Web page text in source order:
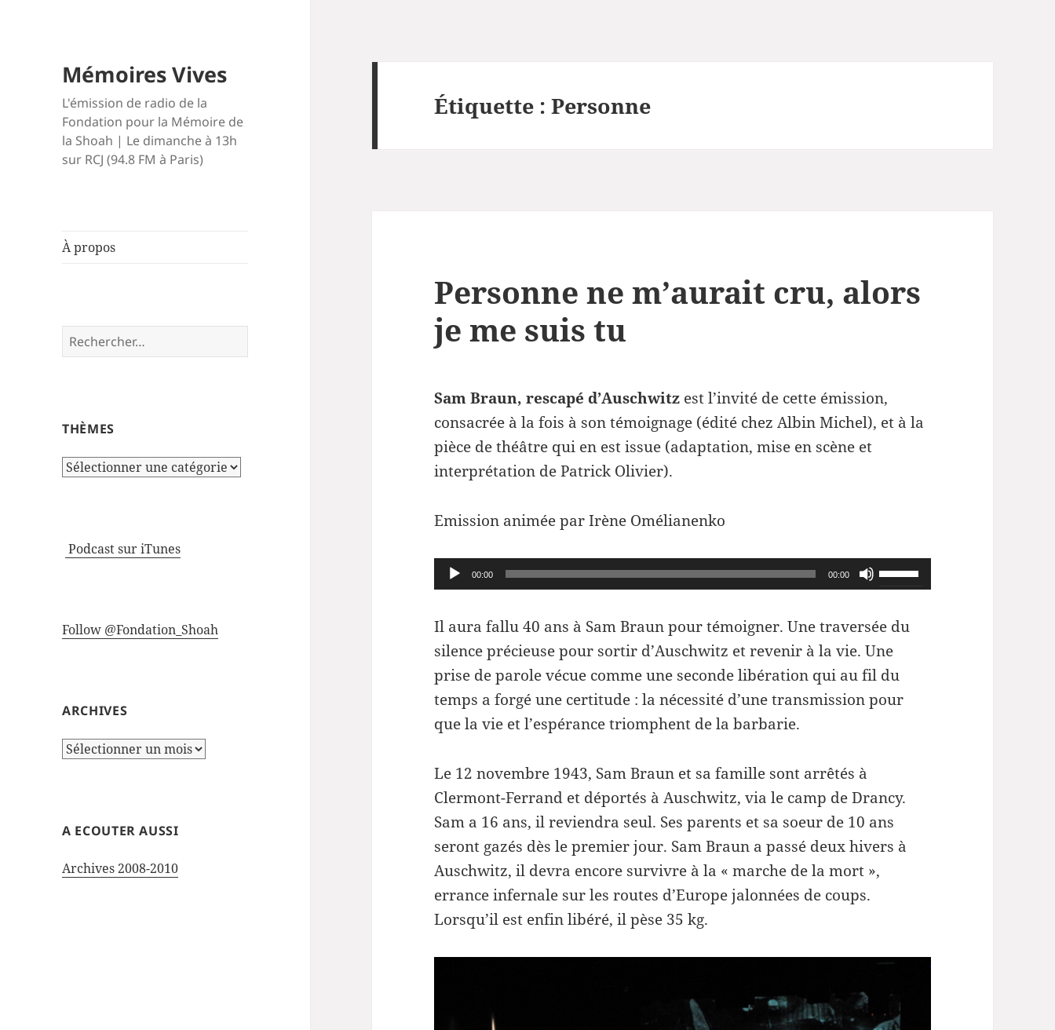
Mémoires Vives
L'émission de radio de la
Fondation pour la Mémoire de
la Shoah | Le dimanche à 13h
sur RCJ (94.8 FM à Paris)
À propos
Rechercher :
THÈMES
Thèmes
Podcast sur iTunes
Follow @Fondation_Shoah
ARCHIVES
Archives
A ECOUTER AUSSI
Archives 2008-2010
Étiquette :Personne
Personne ne m’aurait cru, alors
je me suis tu
Sam Braun, rescapé d’Auschwitz est l’invité de cette émission,
consacrée à la fois à son témoignage (édité chez Albin Michel), et à la
pièce de théâtre qui en est issue (adaptation, mise en scène et
interprétation de Patrick Olivier).
Emission animée par Irène Omélianenko
Lecteur
audio
00:00 00:00
Utilisez
les
flèches
pour
Il aura fallu 40 ans à Sam Braun pour témoigner. Une traversée du
silence précieuse pour sortir d’Auschwitz et revenir à la vie. Une
prise de parole vécue comme une seconde libération qui au fil du
temps a forgé une certitude : la nécessité d’une transmission pour
que la vie et l’espérance triomphent de la barbarie.
Le 12 novembre 1943, Sam Braun et sa famille sont arrêtés à
Clermont-Ferrand et déportés à Auschwitz, via le camp de Drancy.
Sam a 16 ans, il reviendra seul. Ses parents et sa soeur de 10 ans
seront gazés dès le premier jour. Sam Braun a passé deux hivers à
Auschwitz, il devra encore survivre à la « marche de la mort »,
errance infernale sur les routes d’Europe jalonnées de coups.
Lorsqu’il est enfin libéré, il pèse 35 kg.